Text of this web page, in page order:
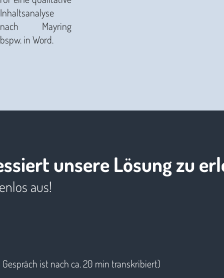
Inhaltsanalyse
nach Mayring
bspw. in Word.
unsere Lösung zu
aus!
ist nach ca. 20 min transkribiert)